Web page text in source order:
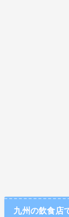
九州の飲食店